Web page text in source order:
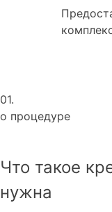
01.
о процедуре
Что такое
нужна